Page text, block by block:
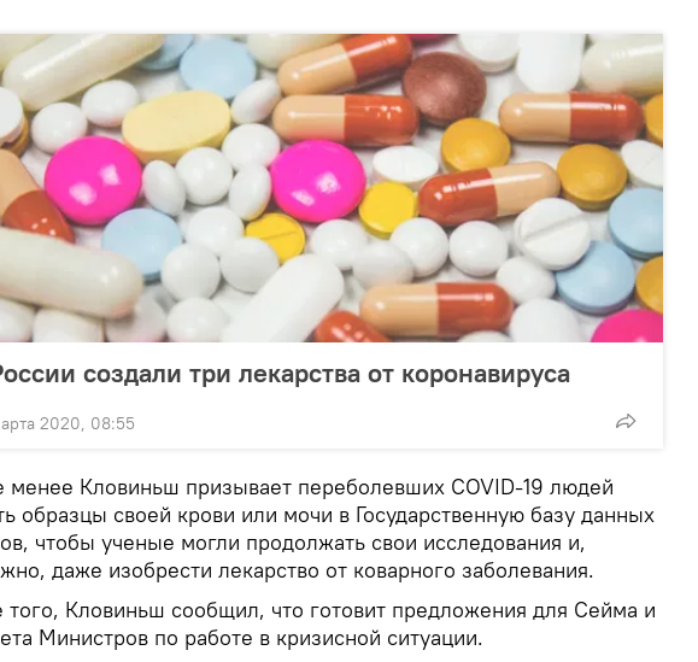
создали три лекарства от коронавируса
2020, 08:55
менее Кловиньш призывает переболевших COVID-19 людей
образцы своей крови или мочи в Государственную базу данных
чтобы ученые могли продолжать свои исследования и,
даже изобрести лекарство от коварного заболевания.
того, Кловиньш сообщил, что готовит предложения для Сейма и
Министров по работе в кризисной ситуации.